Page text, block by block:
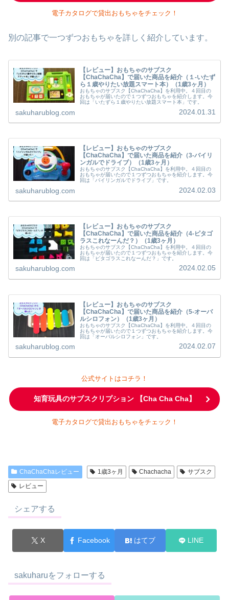
電子カタログで貸出おもちゃをチェック！
別の記事で一つずつおもちゃを詳しく紹介しています。
【レビュー】おもちゃのサブスク
【ChaChaCha】で届いた商品を紹介（１-いたず
ら１歳やりたい放題スマート本）（1歳3ヶ月）
おもちゃのサブスク【ChaChaCha】を利用中。４回目の
おもちゃが届いたので１つずつおもちゃを紹介します。今
回は「いたずら１歳やりたい放題スマート本」です。
sakuharublog.com 2024.01.31
【レビュー】おもちゃのサブスク
【ChaChaCha】で届いた商品を紹介（3-バイリ
ンガルでドライブ）（1歳3ヶ月）
おもちゃのサブスク【ChaChaCha】を利用中。４回目の
おもちゃが届いたので１つずつおもちゃを紹介します。今
回は「バイリンガルでドライブ」です。
sakuharublog.com 2024.02.03
【レビュー】おもちゃのサブスク
【ChaChaCha】で届いた商品を紹介（4-ピタゴ
ラスこれなーんだ？）（1歳3ヶ月）
おもちゃのサブスク【ChaChaCha】を利用中。４回目の
おもちゃが届いたので１つずつおもちゃを紹介します。今
回は「ピタゴラスこれなーんだ？」です。
sakuharublog.com 2024.02.05
【レビュー】おもちゃのサブスク
【ChaChaCha】で届いた商品を紹介（5-オーバ
ルシロフォン）（1歳3ヶ月）
おもちゃのサブスク【ChaChaCha】を利用中。４回目の
おもちゃが届いたので１つずつおもちゃを紹介します。今
回は「オーバルシロフォン」です。
sakuharublog.com 2024.02.07
公式サイトはコチラ！
知育玩具のサブスクリプション 【Cha Cha Cha】
電子カタログで貸出おもちゃをチェック！
ChaChaChaレビュー 1歳3ヶ月 Chachacha
サブスク
レビュー
シェアする
X Facebook はてブ LINE
sakuharuをフォローする